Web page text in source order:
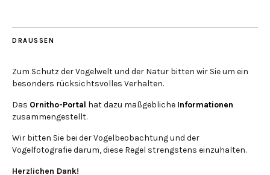
DRAUSSEN
Zum Schutz der Vogelwelt und der Natur bitten wir Sie um ein
besonders rücksichtsvolles Verhalten.
Das Ornitho-Portal hat dazu maßgebliche Informationen
zusammengestellt.
Wir bitten Sie bei der Vogelbeobachtung und der
Vogelfotografie darum, diese Regel strengstens einzuhalten.
Herzlichen Dank!